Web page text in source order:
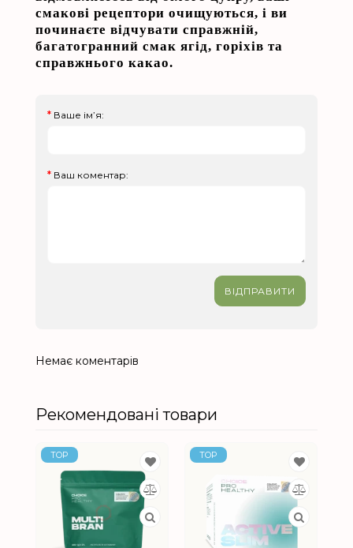
смакові рецептори очищуються, і ви
починаєте відчувати справжній,
багатогранний смак ягід, горіхів та
справжнього какао.
Ваше ім’я:
Ваш коментар:
ВІДПРАВИТИ
Немає коментарів
Рекомендовані товари
TOP TOP